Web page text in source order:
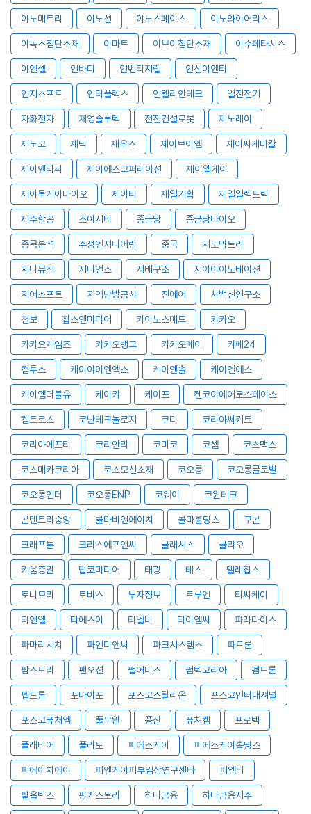
이노메트리 이노션 이노스페이스 이노와이어리스
이녹스첨단소재 이마트 이브이첨단소재 이수페타시스
이엔셀 인바디 인벤티지랩 인선이엔티
인지소프트 인터플렉스 인텔리안테크 일진전기
자화전자 재영솔루텍 전진건설로봇 제노레이
제노코 제닉 제우스 제이브이엠 제이씨케미칼
제이앤티씨 제이에스코퍼레이션 제이엘케이
제이투케이바이오 제이티 제일기획 제일일렉트릭
제주항공 조이시티 종근당 종근당바이오
종목분석 주성엔지니어링 중국 지노믹트리
지니뮤직 지니언스 지배구조 지아이이노베이션
지어소프트 지역난방공사 진에어 차백신연구소
천보 칩스앤미디어 카이노스메드 카카오
카카오게임즈 카카오뱅크 카카오페이 카페24
컴투스 케이아이엔엑스 케이엔솔 케이엔에스
케이엠더블유 케이카 케이프 켄코아에어로스페이스
켐트로스 코난테크놀로지 코디 코리아써키트
코리아에프티 코리안리 코미코 코셈 코스맥스
코스메카코리아 코스모신소재 코오롱 코오롱글로벌
코오롱인더 코오롱ENP 코웨이 코윈테크
콘텐트리중앙 콜마비앤에이치 콜마홀딩스 쿠콘
크래프톤 크리스에프앤씨 클래시스 클리오
키움증권 탑코미디어 태광 테스 텔레칩스
토니모리 토비스 투자정보 트루엔 티씨케이
티앤엘 티에스이 티엘비 티이엠씨 파라다이스
파마리서치 파인디앤씨 파크시스템스 파트론
팜스토리 팬오션 펄어비스 펌텍코리아 펨트론
펩트론 포바이포 포스코스틸리온 포스코인터내셔널
포스코퓨처엠 풀무원 풍산 퓨쳐켐 프로텍
플래티어 플리토 피에스케이 피에스케이홀딩스
피에이치에이 피엔케이피부임상연구센타 피엠티
필옵틱스 핑거스토리 하나금융 하나금융지주